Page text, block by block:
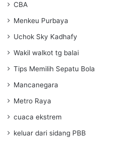
CBA
Menkeu Purbaya
Uchok Sky Kadhafy
Wakil walkot tg balai
Tips Memilih Sepatu Bola
Mancanegara
Metro Raya
cuaca ekstrem
keluar dari sidang PBB